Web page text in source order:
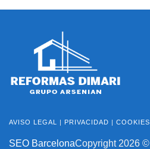
AVISO LEGAL | PRIVACIDAD | COOKIES
SEO BarcelonaCopyright 2026 ©